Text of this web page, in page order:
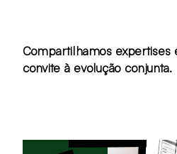
Compartilhamos expertises
convite à evolução conjunta.